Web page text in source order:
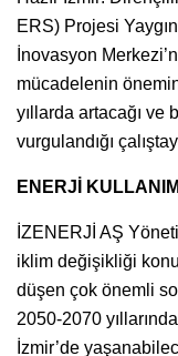
ERS) Projesi
İnovasyon
mücadelenin
yıllarda artacağı ve
vurgulandığı
ENERJİ
İZENERJİ AŞ
iklim değişikliği
düşen çok önemli
2050-2070
İzmir’de